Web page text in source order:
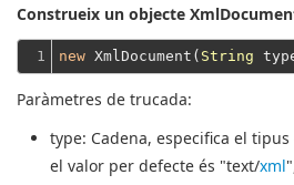
Construeix un objecte
1 new XmlDocument( String
Paràmetres de trucada:
type: Cadena, especifica el
el valor per defecte és "text/xml